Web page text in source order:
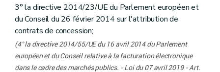
Chapitre 4 Attribution des concessions
Art. 46
Art. 47
Art. 49
Art. 50
Art. 51
3° la directive 2014/23/UE du Parlement européen et
du Conseil du 26 février 2014 sur l'attribution de
contrats de concession;
(4° la directive 2014/55/UE du 16 avril 2014 du Parlement
européen et du Conseil relative à la facturation électronique
dans le cadre des marchés publics. - Loi du 07 avril 2019 - Art.